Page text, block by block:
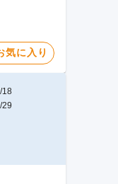
気に入り
18
29